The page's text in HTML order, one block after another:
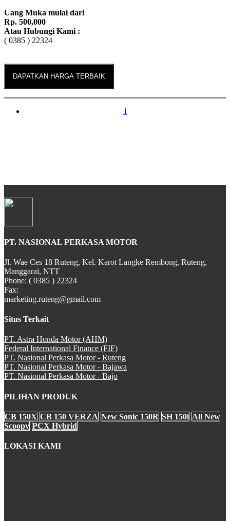
Transmisi
Automatic
Uang Muka mulai dari
Rp. 500,000
Atau Hubungi Kami :
( 0385 ) 22324
DAPATKAN HARGA TERBAIK
1
PT. NASIONAL PERKASA MOTOR
Jl. Wae Ces 18 Ruteng, Kel. Karot Langke Rembong, Ruteng,
Manggarai, NTT
Phone: ( 0385 ) 22324
Fax:
marketing.ruteng@gmail.com
Situs Terkait
PT. Astra Honda Motor (AHM)
Federal International Finance (FIF)
PT. Nasional Perkasa Motor - Ruteng
PT. Nasional Perkasa Motor - Bajawa
PT. Nasional Perkasa Motor - Bajo
PILIHAN PRODUK
CB 150X CB 150 VERZA New Sonic 150R SH 150i All New
Scoopy PCX Hybrid
LOKASI KAMI